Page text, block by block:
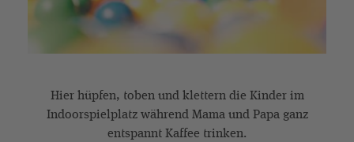
Hier hüpfen, toben und klettern die Kinder im
Indoorspielplatz während Mama und Papa ganz
entspannt Kaffee trinken.